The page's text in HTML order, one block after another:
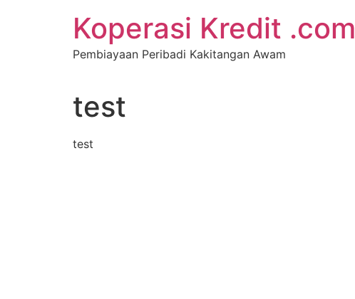
Koperasi Kredit .com
Pembiayaan Peribadi Kakitangan Awam
test
test